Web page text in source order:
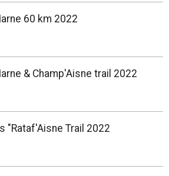
60 km 2022
& Champ'Aisne trail 2022
"Rataf'Aisne Trail 2022